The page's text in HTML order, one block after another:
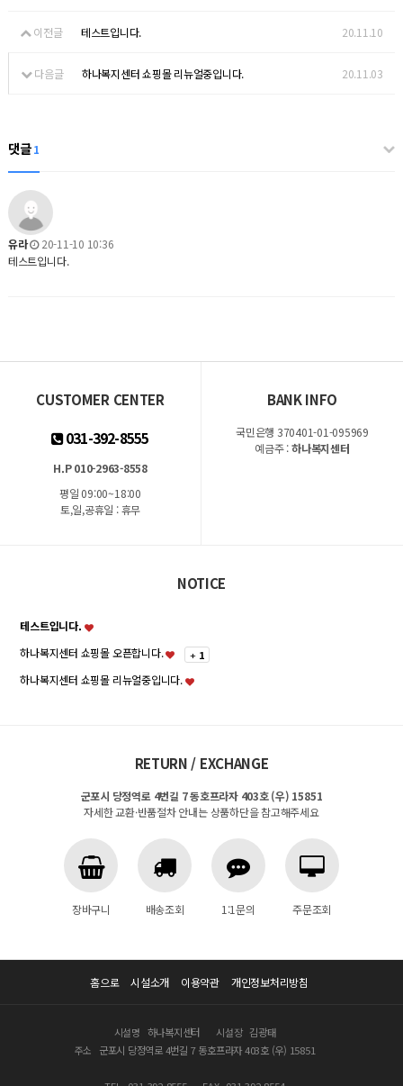
이전글 테스트입니다. 20.11.10
다음글 하나복지센터 쇼핑몰 리뉴얼중입니다. 20.11.03
댓글1
유라
20-11-10 10:36
테스트입니다.
CUSTOMER CENTER
031-392-8555
H.P 010-2963-8558
평일 09:00~18:00
토,일,공휴일 : 휴무
BANK INFO
국민은행 370401-01-095969
예금주 :하나복지센터
NOTICE
테스트입니다.
하나복지센터 쇼핑몰 오픈합니다.
+ 1
하나복지센터 쇼핑몰 리뉴얼중입니다.
RETURN / EXCHANGE
군포시 당정역로 4번길 7 동호프라자 403호 (우) 15851
자세한 교환·반품절차 안내는 상품하단을 참고해주세요
장바구니 배송조회 1:1문의 주문조회
홈으로 시설소개 이용약관 개인정보처리방침
시설명 하나복지센터 시설장 김광태
주소
군포시 당정역로 4번길 7 동호프라자 403호 (우) 15851